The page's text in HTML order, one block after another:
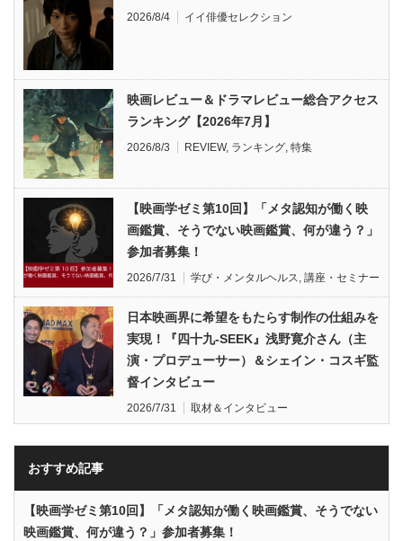
2026/8/4 イイ俳優セレクション
映画レビュー＆ドラマレビュー総合アクセス
ランキング【2026年7月】
2026/8/3 REVIEW, ランキング, 特集
【映画学ゼミ第10回】「メタ認知が働く映
画鑑賞、そうでない映画鑑賞、何が違う？」
参加者募集！
2026/7/31 学び・メンタルヘルス, 講座・セミナー
日本映画界に希望をもたらす制作の仕組みを
実現！『四十九-SEEK』浅野寛介さん（主
演・プロデューサー）＆シェイン・コスギ監
督インタビュー
2026/7/31 取材＆インタビュー
おすすめ記事
【映画学ゼミ第10回】「メタ認知が働く映画鑑賞、そうでない
映画鑑賞、何が違う？」参加者募集！